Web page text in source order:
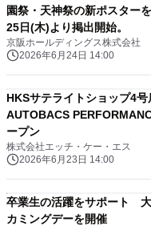
園祭・天神祭の新ポスター
25日(木)より掲出開始。
京阪ホールディングス株式会社
2026年6月24日 14:00
HKSサテライトショップ4
AUTOBACS
ープン
株式会社エッチ・ケー・エス
2026年6月23日 14:00
卒業生の活躍をサポート
カミングデーを開催